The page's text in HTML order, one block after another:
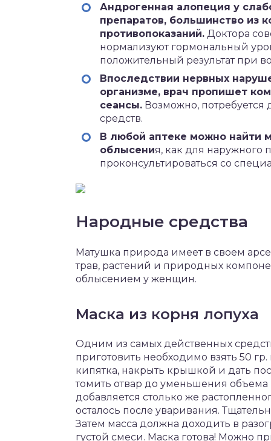
Андрогенная алопеция у
препаратов, большинство из
противопоказаний. Доктора
нормализуют гормональный
положительный результат при
Впоследствии нервных
организме, врач пропишет
сеансы. Возможно,
средств.
В любой аптеке можно найти
облысения, как для наружного
проконсультироваться со
Народные средства
Матушка природа имеет в своем
трав, растений и природных
облысением у женщин.
Маска из корня лопуха
Одним из самых действенных
приготовить необходимо взять 50
кипятка, накрыть крышкой и дать
томить отвар до уменьшения
добавляется столько же
осталось после уваривания.
Затем масса должна доходить в
густой смеси. Маска готова! Можно